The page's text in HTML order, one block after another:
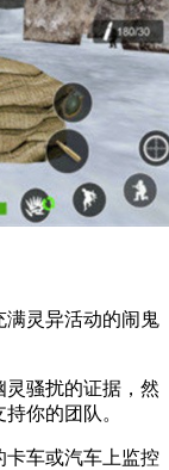
满灵异活动的闹鬼
骚扰的证据，然
你的团队。
卡车或汽车上监控